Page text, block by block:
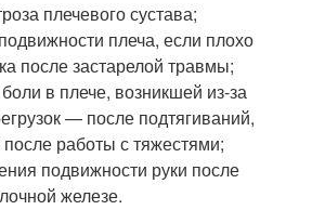
плечевого сустава;
плеча, если плохо
после застарелой травмы;
в плече, возникшей из-за
— после подтягиваний,
работы с тяжестями;
подвижности руки после
железе.